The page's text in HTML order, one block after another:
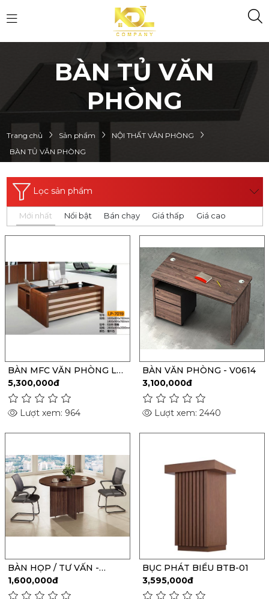
BÀN TỦ VĂN
PHÒNG
Trang chủ Sản phẩm NỘI THẤT VĂN PHÒNG
BÀN TỦ VĂN PHÒNG
Lọc sản phẩm
Mới nhất Nổi bật Bán chạy Giá thấp Giá cao
BÀN MFC VĂN PHÒNG LP-
7019
5,300,000đ
Lượt xem: 964
BÀN VĂN PHÒNG - V0614
3,100,000đ
Lượt xem: 2440
BÀN HỌP / TƯ VẤN -
V0510
1,600,000đ
BỤC PHÁT BIỂU BTB-01
3,595,000đ